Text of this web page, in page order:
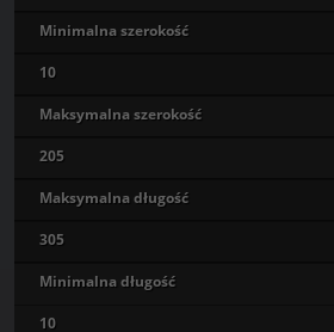
Minimalna szerokość
10
Maksymalna szerokość
205
Maksymalna długość
305
Minimalna długość
10